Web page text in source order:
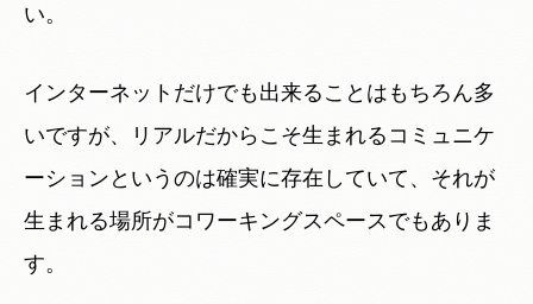
い。
インターネットだけでも出来ることはもちろん多
いですが、リアルだからこそ生まれるコミュニケ
ーションというのは確実に存在していて、それが
生まれる場所がコワーキングスペースでもありま
す。